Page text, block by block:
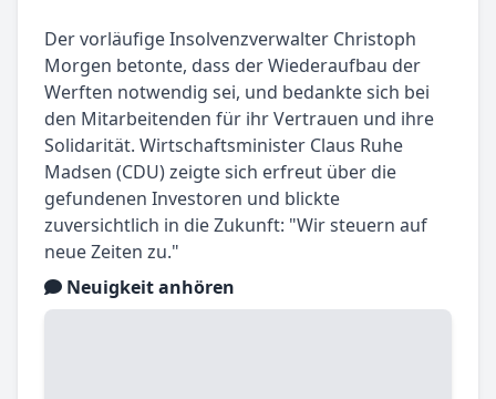
Der vorläufige Insolvenzverwalter Christoph
Morgen betonte, dass der Wiederaufbau der
Werften notwendig sei, und bedankte sich bei
den Mitarbeitenden für ihr Vertrauen und ihre
Solidarität. Wirtschaftsminister Claus Ruhe
Madsen (CDU) zeigte sich erfreut über die
gefundenen Investoren und blickte
zuversichtlich in die Zukunft: "Wir steuern auf
neue Zeiten zu."
Neuigkeit anhören